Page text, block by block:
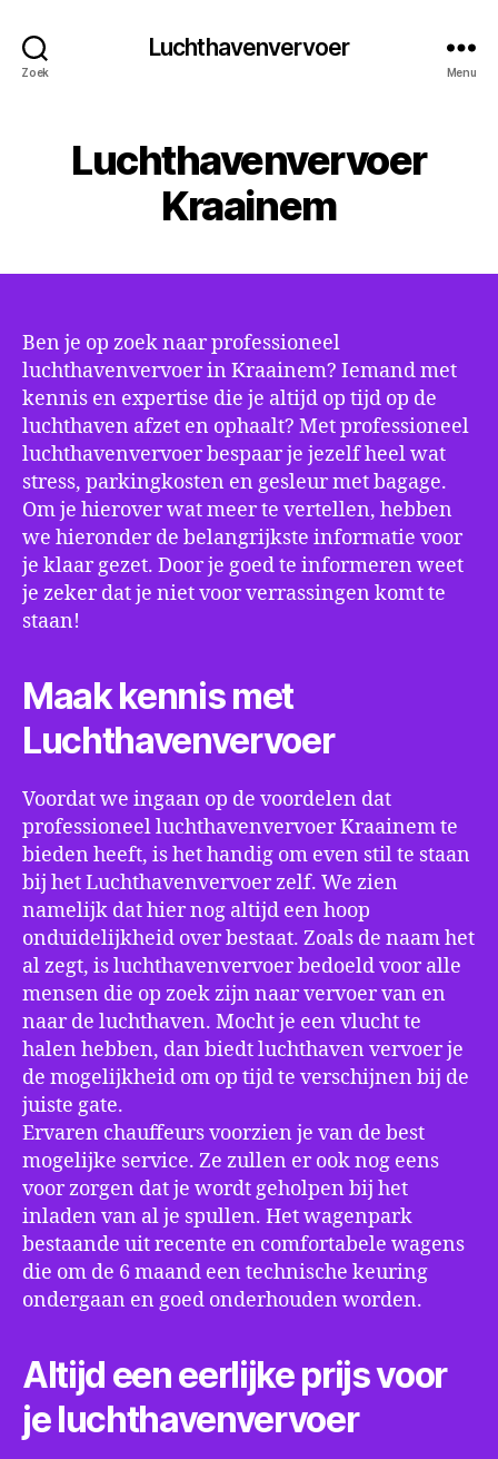
Zoek
Luchthavenvervoer
Menu
Luchthavenvervoer
Kraainem
Ben je op zoek naar professioneel
luchthavenvervoer in Kraainem? Iemand met
kennis en expertise die je altijd op tijd op de
luchthaven afzet en ophaalt? Met professioneel
luchthavenvervoer bespaar je jezelf heel wat
stress, parkingkosten en gesleur met bagage.
Om je hierover wat meer te vertellen, hebben
we hieronder de belangrijkste informatie voor
je klaar gezet. Door je goed te informeren weet
je zeker dat je niet voor verrassingen komt te
staan!
Maak kennis met
Luchthavenvervoer
Voordat we ingaan op de voordelen dat
professioneel luchthavenvervoer Kraainem te
bieden heeft, is het handig om even stil te staan
bij het Luchthavenvervoer zelf. We zien
namelijk dat hier nog altijd een hoop
onduidelijkheid over bestaat. Zoals de naam het
al zegt, is luchthavenvervoer bedoeld voor alle
mensen die op zoek zijn naar vervoer van en
naar de luchthaven. Mocht je een vlucht te
halen hebben, dan biedt luchthaven vervoer je
de mogelijkheid om op tijd te verschijnen bij de
juiste gate.
Ervaren chauffeurs voorzien je van de best
mogelijke service. Ze zullen er ook nog eens
voor zorgen dat je wordt geholpen bij het
inladen van al je spullen. Het wagenpark
bestaande uit recente en comfortabele wagens
die om de 6 maand een technische keuring
ondergaan en goed onderhouden worden.
Altijd een eerlijke prijs voor
je luchthavenvervoer